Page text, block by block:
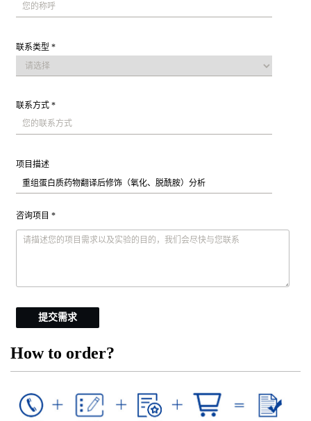
联系类型 *
联系方式 *
项目描述
咨询项目 *
提交需求
How to order?